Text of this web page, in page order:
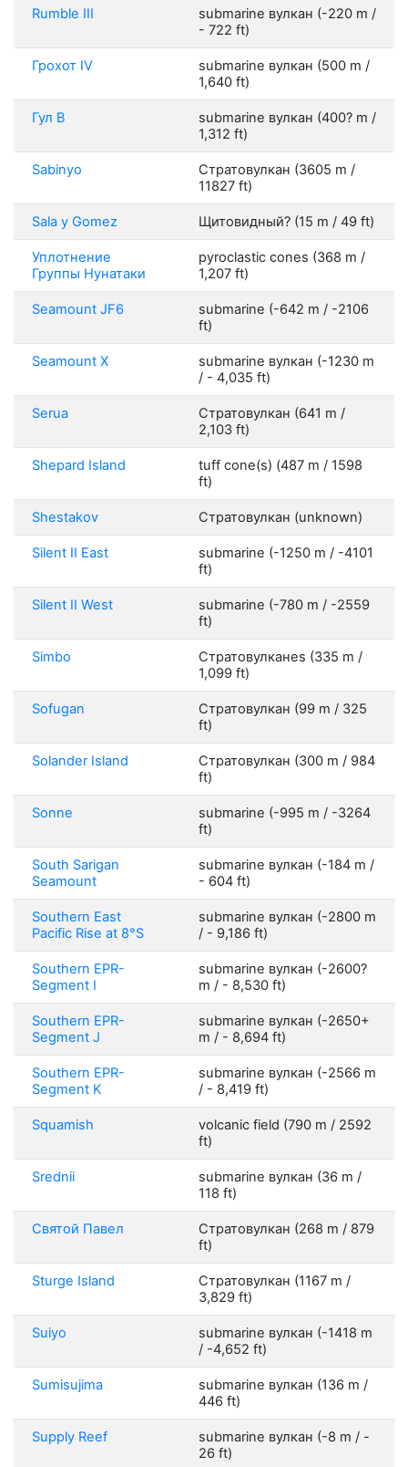
Rumble III
submarine вулкан (-220 m /
- 722 ft)
Грохот IV
submarine вулкан (500 m /
1,640 ft)
Гул В
submarine вулкан (400? m /
1,312 ft)
Sabinyo
Стратовулкан (3605 m /
11827 ft)
Sala y Gomez Щитовидный? (15 m / 49 ft)
Уплотнение
Группы Нунатаки
pyroclastic cones (368 m /
1,207 ft)
Seamount JF6
submarine (-642 m / -2106
ft)
Seamount X
submarine вулкан (-1230 m
/ - 4,035 ft)
Serua
Стратовулкан (641 m /
2,103 ft)
Shepard Island
tuff cone(s) (487 m / 1598
ft)
Shestakov Стратовулкан (unknown)
Silent II East
submarine (-1250 m / -4101
ft)
Silent II West
submarine (-780 m / -2559
ft)
Simbo
Стратовулканes (335 m /
1,099 ft)
Sofugan
Стратовулкан (99 m / 325
ft)
Solander Island
Стратовулкан (300 m / 984
ft)
Sonne
submarine (-995 m / -3264
ft)
South Sarigan
Seamount
submarine вулкан (-184 m /
- 604 ft)
Southern East
Pacific Rise at 8°S
submarine вулкан (-2800 m
/ - 9,186 ft)
Southern EPR-
Segment I
submarine вулкан (-2600?
m / - 8,530 ft)
Southern EPR-
Segment J
submarine вулкан (-2650+
m / - 8,694 ft)
Southern EPR-
Segment K
submarine вулкан (-2566 m
/ - 8,419 ft)
Squamish
volcanic field (790 m / 2592
ft)
Srednii
submarine вулкан (36 m /
118 ft)
Святой Павел
Стратовулкан (268 m / 879
ft)
Sturge Island
Стратовулкан (1167 m /
3,829 ft)
Suiyo
submarine вулкан (-1418 m
/ -4,652 ft)
Sumisujima
submarine вулкан (136 m /
446 ft)
Supply Reef
submarine вулкан (-8 m / -
26 ft)